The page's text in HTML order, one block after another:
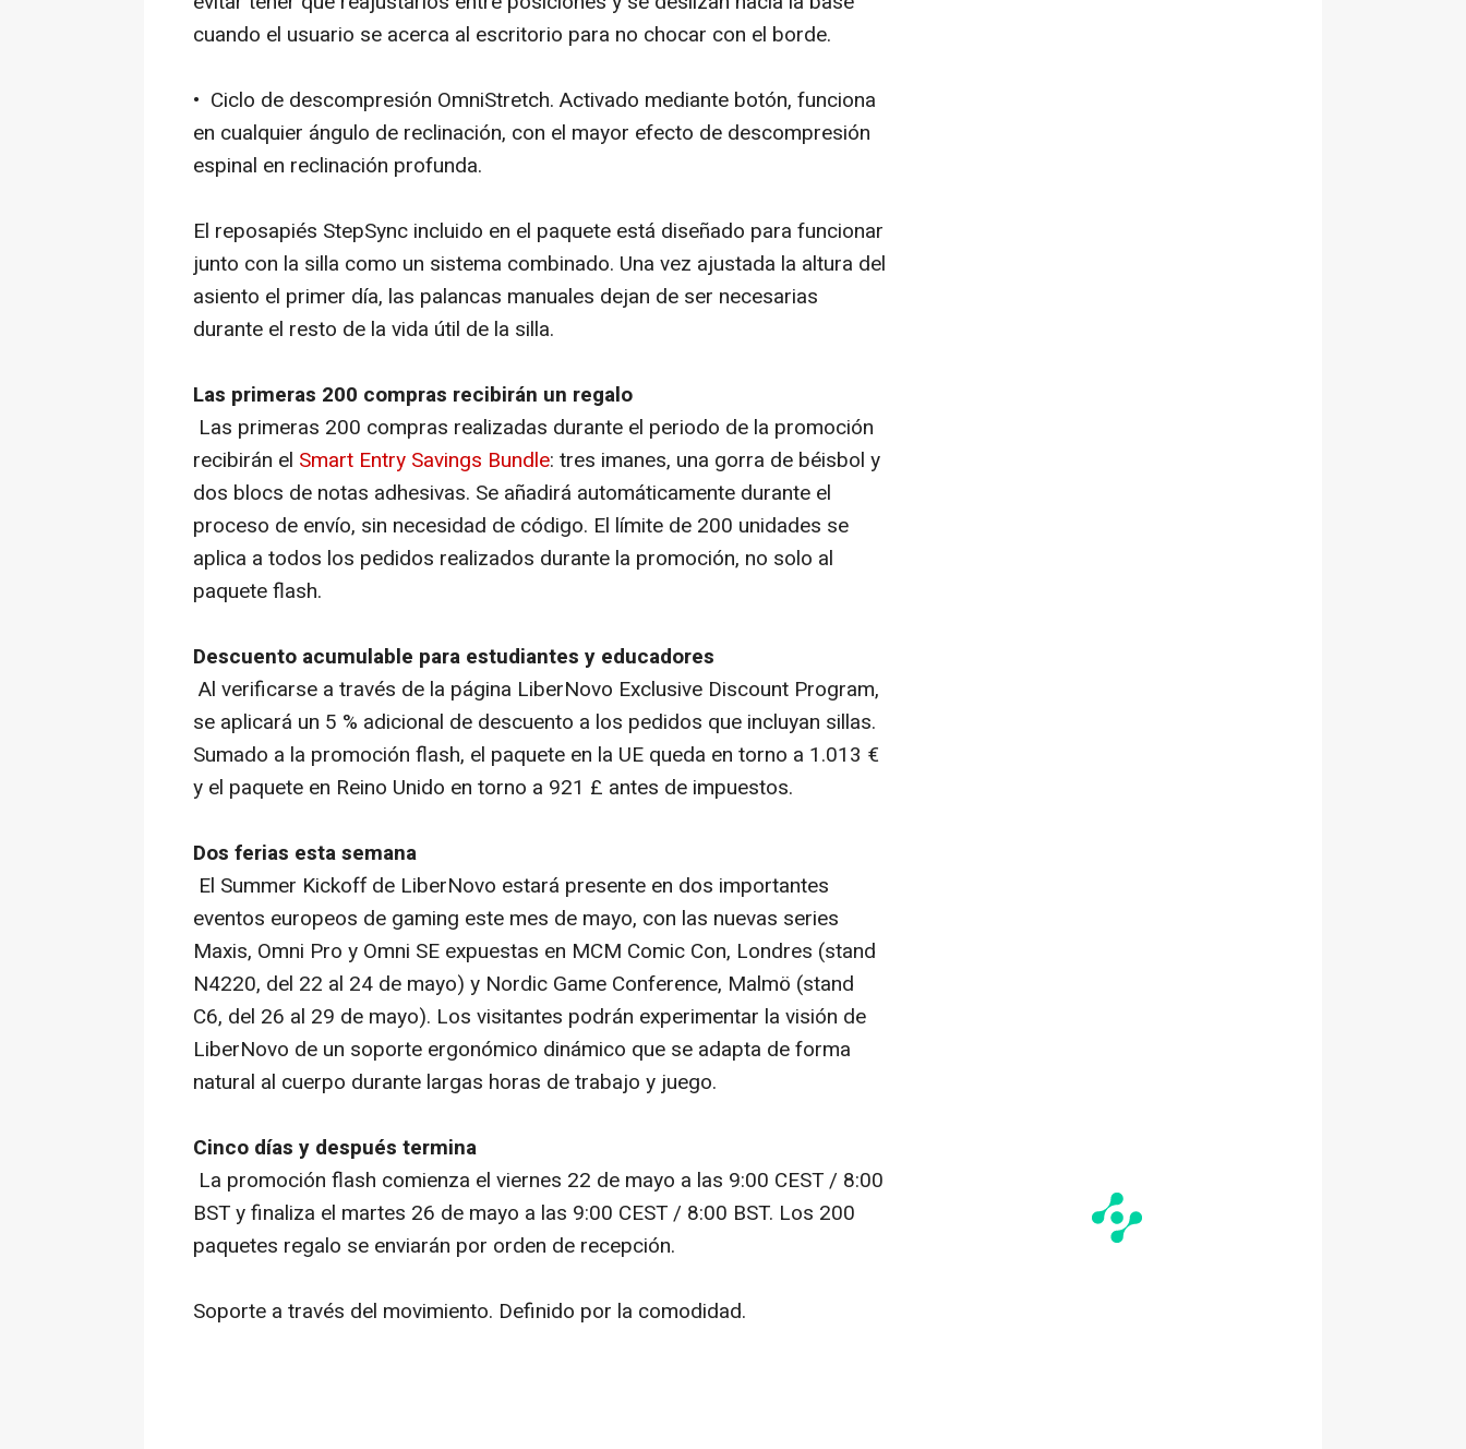
cuando el usuario se acerca al escritorio para no chocar con el borde.
• Ciclo de descompresión OmniStretch. Activado mediante botón, funciona
en cualquier ángulo de reclinación, con el mayor efecto de descompresión
espinal en reclinación profunda.
El reposapiés StepSync incluido en el paquete está diseñado para funcionar
junto con la silla como un sistema combinado. Una vez ajustada la altura del
asiento el primer día, las palancas manuales dejan de ser necesarias
durante el resto de la vida útil de la silla.
Las primeras 200 compras recibirán un regalo
Las primeras 200 compras realizadas durante el periodo de la promoción
recibirán el Smart Entry Savings Bundle: tres imanes, una gorra de béisbol y
dos blocs de notas adhesivas. Se añadirá automáticamente durante el
proceso de envío, sin necesidad de código. El límite de 200 unidades se
aplica a todos los pedidos realizados durante la promoción, no solo al
paquete flash.
Descuento acumulable para estudiantes y educadores
Al verificarse a través de la página LiberNovo Exclusive Discount Program,
se aplicará un 5 % adicional de descuento a los pedidos que incluyan sillas.
Sumado a la promoción flash, el paquete en la UE queda en torno a 1.013 €
y el paquete en Reino Unido en torno a 921 £ antes de impuestos.
Dos ferias esta semana
El Summer Kickoff de LiberNovo estará presente en dos importantes
eventos europeos de gaming este mes de mayo, con las nuevas series
Maxis, Omni Pro y Omni SE expuestas en MCM Comic Con, Londres (stand
N4220, del 22 al 24 de mayo) y Nordic Game Conference, Malmö (stand
C6, del 26 al 29 de mayo). Los visitantes podrán experimentar la visión de
LiberNovo de un soporte ergonómico dinámico que se adapta de forma
natural al cuerpo durante largas horas de trabajo y juego.
Cinco días y después termina
La promoción flash comienza el viernes 22 de mayo a las 9:00 CEST / 8:00
BST y finaliza el martes 26 de mayo a las 9:00 CEST / 8:00 BST. Los 200
paquetes regalo se enviarán por orden de recepción.
Soporte a través del movimiento. Definido por la comodidad.